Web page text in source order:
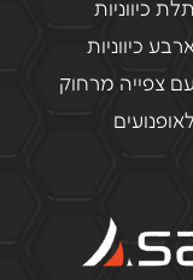
כיווניות
כיווניות
צפייה מרחוק